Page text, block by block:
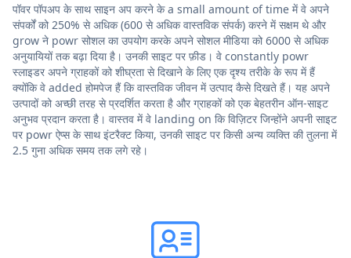
पॉवर पॉपअप के साथ साइन अप करने के a small amount of time में वे अपने
संपर्कों को 250% से अधिक (600 से अधिक वास्तविक संपर्क) करने में सक्षम थे और
grow ने powr सोशल का उपयोग करके अपने सोशल मीडिया को 6000 से अधिक
अनुयायियों तक बढ़ा दिया है। उनकी साइट पर फ़ीड। वे constantly powr
स्लाइडर अपने ग्राहकों को शीघ्रता से दिखाने के लिए एक दृश्य तरीके के रूप में हैं
क्योंकि वे added होमपेज हैं कि वास्तविक जीवन में उत्पाद कैसे दिखते हैं। यह अपने
उत्पादों को अच्छी तरह से प्रदर्शित करता है और ग्राहकों को एक बेहतरीन ऑन-साइट
अनुभव प्रदान करता है। वास्तव में वे landing on कि विज़िटर जिन्होंने अपनी साइट
पर powr ऐप्स के साथ इंटरैक्ट किया, उनकी साइट पर किसी अन्य व्यक्ति की तुलना में
2.5 गुना अधिक समय तक लगे रहे।